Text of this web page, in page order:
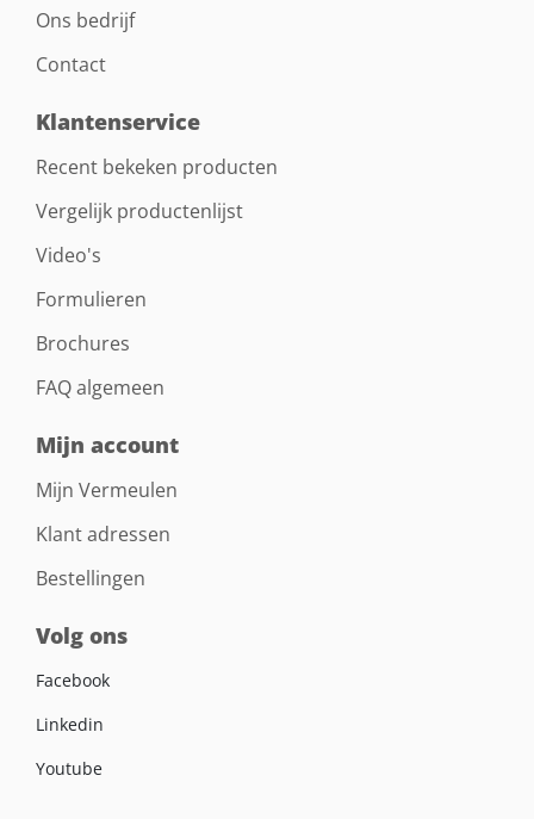
Ons bedrijf
Contact
Klantenservice
Recent bekeken producten
Vergelijk productenlijst
Video's
Formulieren
Brochures
FAQ algemeen
Mijn account
Mijn Vermeulen
Klant adressen
Bestellingen
Volg ons
Facebook
Linkedin
Youtube